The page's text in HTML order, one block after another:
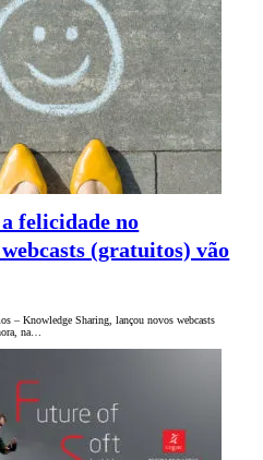
felicidade no
(gratuitos) vão
– Knowledge Sharing, lançou novos webcasts
na…